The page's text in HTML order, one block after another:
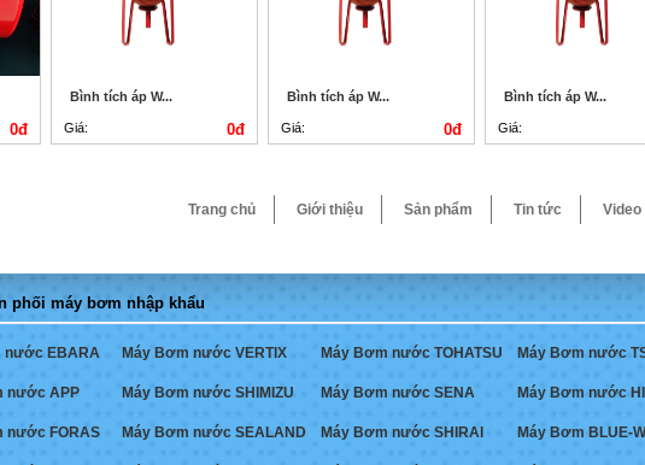
0đ
Bình tích áp W...
Giá: 0đ
Bình tích áp W...
Giá: 0đ
Bình tích áp W...
Giá:
Trang chủ Giới thiệu Sản phẩm Tin tức Video
phối máy bơm nhập khẩu
nước EBARA
nước APP
nước FORAS
Máy Bơm nước VERTIX
Máy Bơm nước SHIMIZU
Máy Bơm nước SEALAND
Máy Bơm nước TOHATSU
Máy Bơm nước SENA
Máy Bơm nước SHIRAI
Máy Bơm nước
Máy Bơm nước
Máy Bơm BLUE-